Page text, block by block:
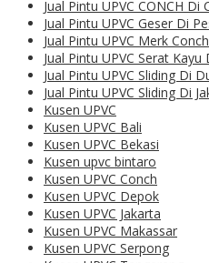
Jual Pintu UPVC CONCH Di
Jual Pintu UPVC Geser Di
Jual Pintu UPVC Merk
Jual Pintu UPVC Serat
Jual Pintu UPVC Sliding Di
Jual Pintu UPVC Sliding Di
Kusen UPVC
Kusen UPVC Bali
Kusen UPVC Bekasi
Kusen upvc bintaro
Kusen UPVC Conch
Kusen UPVC Depok
Kusen UPVC Jakarta
Kusen UPVC Makassar
Kusen UPVC Serpong